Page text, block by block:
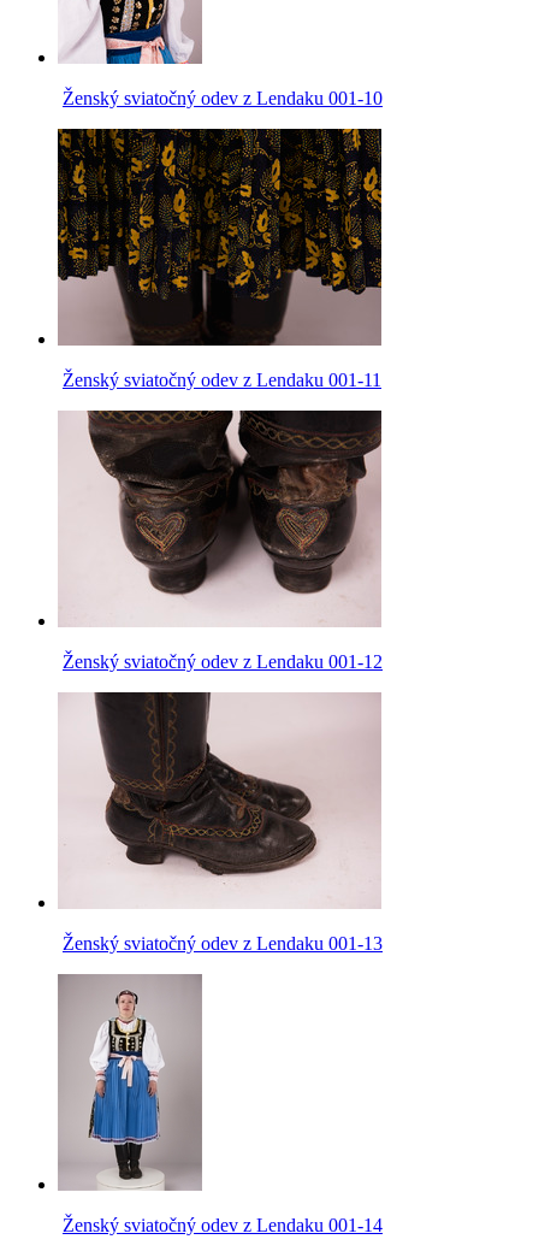
Ženský sviatočný odev z Lendaku 001-10
Ženský sviatočný odev z Lendaku 001-11
Ženský sviatočný odev z Lendaku 001-12
Ženský sviatočný odev z Lendaku 001-13
Ženský sviatočný odev z Lendaku 001-14